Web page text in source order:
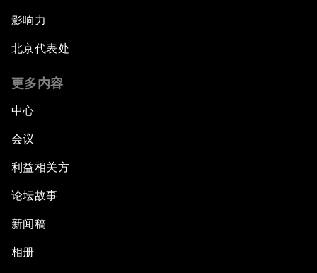
影响力
北京代表处
更多内容
中心
会议
利益相关方
论坛故事
新闻稿
相册